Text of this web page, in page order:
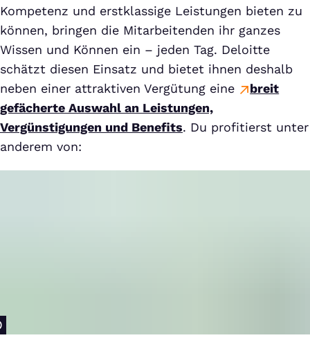
Kompetenz und erstklassige Leistungen bieten zu
können, bringen die Mitarbeitenden ihr ganzes
Wissen und Können ein – jeden Tag. Deloitte
schätzt diesen Einsatz und bietet ihnen deshalb
neben einer attraktiven Vergütung eine
breit
gefächerte Auswahl an Leistungen,
Vergünstigungen und Benefits. Du profitierst unter
anderem von: